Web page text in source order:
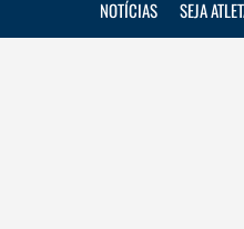
NOTÍCIAS SEJA